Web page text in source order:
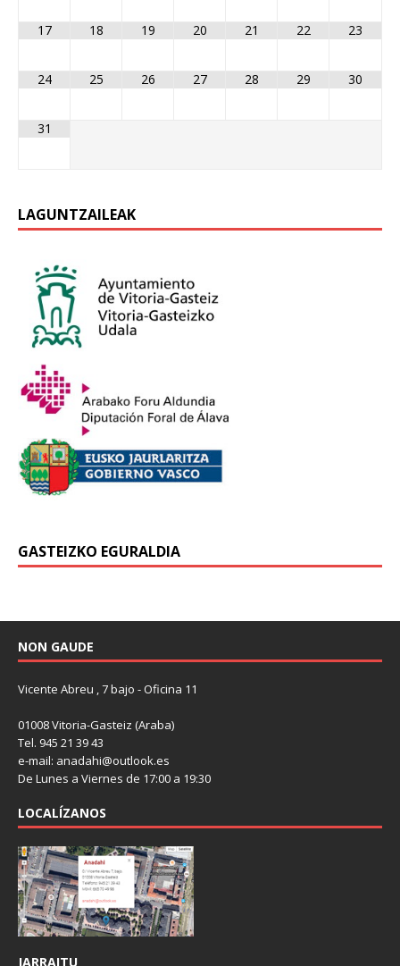
17 18 19 20 21 22 23
24 25 26 27 28 29 30
31
LAGUNTZAILEAK
GASTEIZKO EGURALDIA
NON GAUDE
Vicente Abreu , 7 bajo - Oficina 11
01008 Vitoria-Gasteiz (Araba)
Tel. 945 21 39 43
e-mail: anadahi@outlook.es
De Lunes a Viernes de 17:00 a 19:30
LOCALÍZANOS
JARRAITU